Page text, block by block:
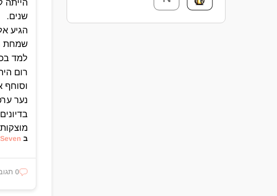
רום
נפש,
בזכות
ידע
על
"אך
את
כי
לא
רומצ'י
הקרנת
שנים.
הגיע
שמחת
למד
רום
וסוחף
נער
ידע
תלמיד
ב
0 תגובות